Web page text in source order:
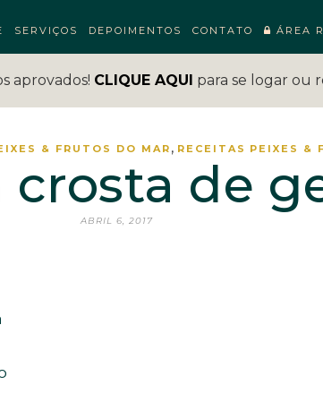
SERVIÇOS DEPOIMENTOS CONTATO ÁREA
aprovados! CLIQUE AQUI para se logar ou
& FRUTOS DO MAR , RECEITAS PEIXES &
de
ABRIL 6, 2017